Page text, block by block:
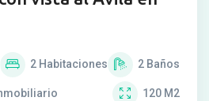
2 Habitaciones 2 Baños
120 M2